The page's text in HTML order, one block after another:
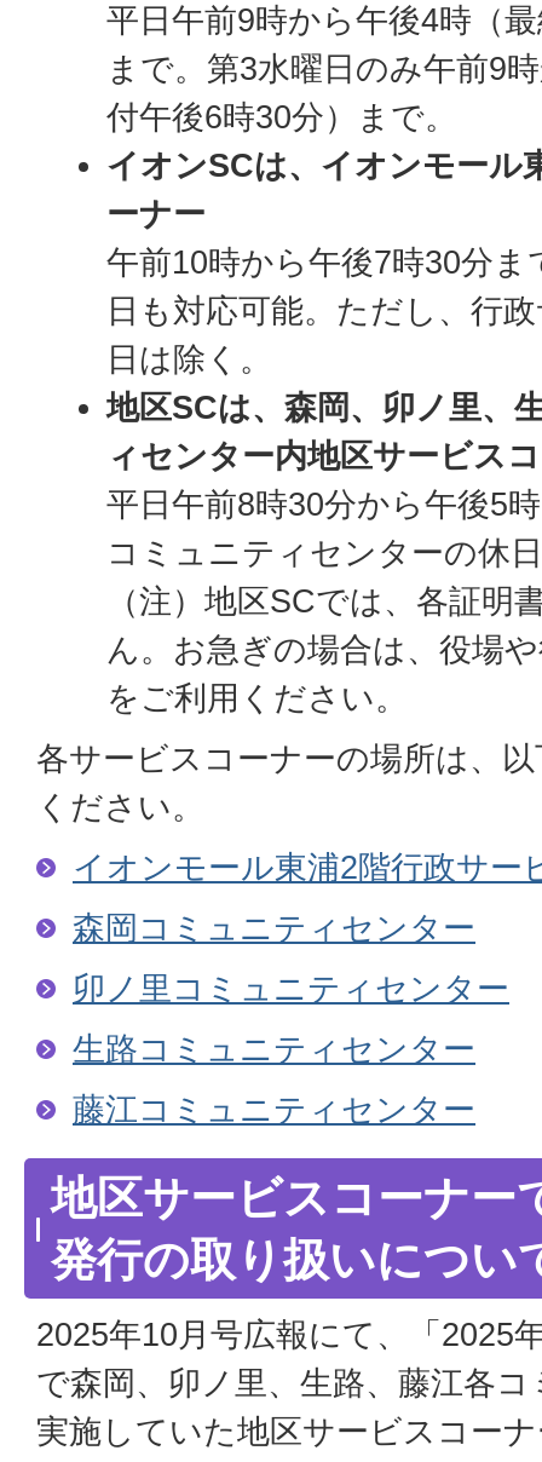
平日午前9時から午後4時（
まで。第3水曜日のみ午前9
付午後6時30分）まで。
イオンSCは、イオンモール
ーナー
午前10時から午後7時30分ま
日も対応可能。ただし、行
日は除く。
地区SCは、森岡、卯ノ里、
ィセンター内地区サービス
平日午前8時30分から午後5
コミュニティセンターの休
（注）地区SCでは、各証明
ん。お急ぎの場合は、役場
をご利用ください。
各サービスコーナーの場所は、
ください。
イオンモール東浦2階行政サー
森岡コミュニティセンター
卯ノ里コミュニティセンター
生路コミュニティセンター
藤江コミュニティセンター
地区サービスコーナー
発行の取り扱いについ
2025年10月号広報にて、「2025
で森岡、卯ノ里、生路、藤江各
実施していた地区サービスコー